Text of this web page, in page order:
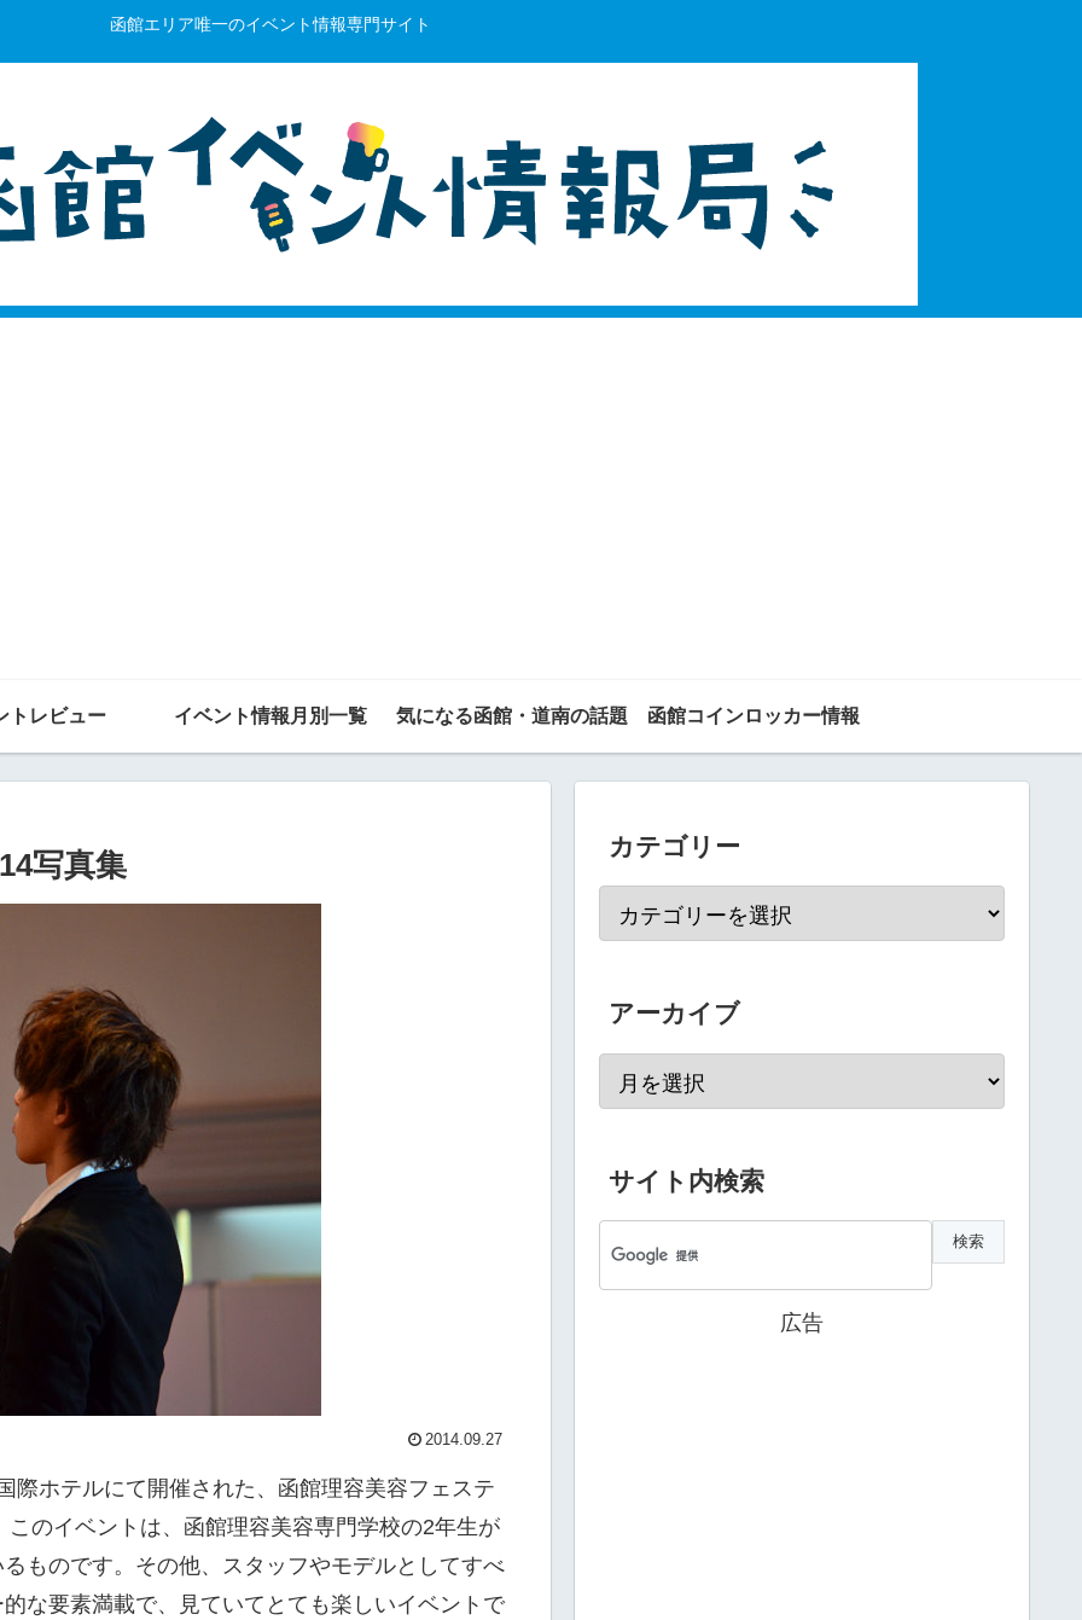
函館エリア唯一のイベント情報専門サイト
トレビュー イベント情報月別一覧 気になる函館・道南の話題 函館コインロッカー情報
写真集
2014.09.27
際ホテルにて開催された、函館理容美容フェステ
のイベントは、函館理容美容専門学校の2年生が
ものです。その他、スタッフやモデルとしてすべ
な要素満載で、見ていてとても楽しいイベントで
カテゴリー
アーカイブ
サイト内検索
広告